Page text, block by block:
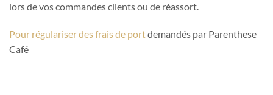
lors de vos commandes clients ou de réassort.
Pour régulariser des frais de portdemandés par Parenthese
Café